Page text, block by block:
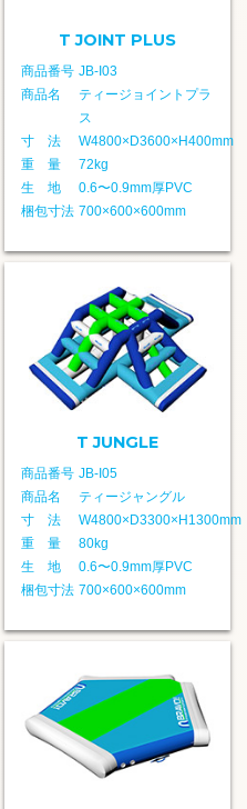
T JOINT PLUS
商品番号 JB-I03
商品名
ティージョイントプラ
ス
寸 法
W4800×D3600×H400mm
重 量
72kg
生 地
0.6〜0.9mm厚PVC
梱包寸法 700×600×600mm
T JUNGLE
商品番号 JB-I05
商品名
ティージャングル
寸 法
W4800×D3300×H1300mm
重 量
80kg
生 地
0.6〜0.9mm厚PVC
梱包寸法 700×600×600mm